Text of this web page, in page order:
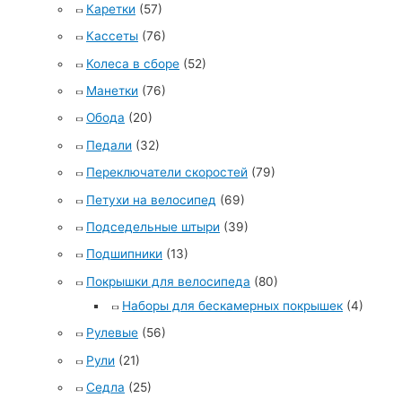
Каретки (57)
Кассеты (76)
Колеса в сборе (52)
Манетки (76)
Обода (20)
Педали (32)
Переключатели скоростей (79)
Петухи на велосипед (69)
Подседельные штыри (39)
Подшипники (13)
Покрышки для велосипеда (80)
Наборы для бескамерных покрышек (4)
Рулевые (56)
Рули (21)
Седла (25)